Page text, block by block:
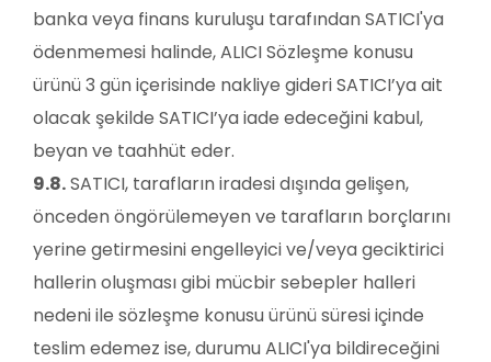
banka veya finans kuruluşu tarafından SATICI'ya
ödenmemesi halinde, ALICI Sözleşme konusu
ürünü 3 gün içerisinde nakliye gideri SATICI’ya ait
olacak şekilde SATICI’ya iade edeceğini kabul,
beyan ve taahhüt eder.
9.8.SATICI, tarafların iradesi dışında gelişen,
önceden öngörülemeyen ve tarafların borçlarını
yerine getirmesini engelleyici ve/veya geciktirici
hallerin oluşması gibi mücbir sebepler halleri
nedeni ile sözleşme konusu ürünü süresi içinde
teslim edemez ise, durumu ALICI'ya bildireceğini